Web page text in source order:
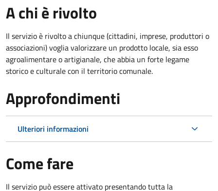
A chi è rivolto
Il servizio è rivolto a chiunque (cittadini, imprese, produttori o
associazioni) voglia valorizzare un prodotto locale, sia esso
agroalimentare o artigianale, che abbia un forte legame
storico e culturale con il territorio comunale.
Approfondimenti
Ulteriori informazioni
Come fare
Il servizio può essere attivato presentando tutta la